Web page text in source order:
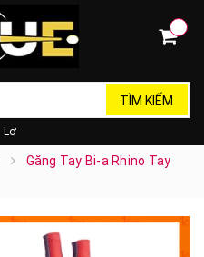
TÌM KIẾM
Lơ
Găng Tay Bi-a Rhino Tay